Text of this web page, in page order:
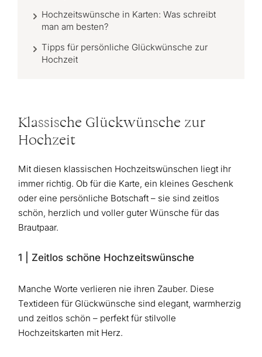
Hochzeitswünsche in Karten: Was schreibt
man am besten?
Tipps für persönliche Glückwünsche zur
Hochzeit
Klassische Glückwünsche zur
Hochzeit
Mit diesen klassischen Hochzeitswünschen liegt ihr
immer richtig. Ob für die Karte, ein kleines Geschenk
oder eine persönliche Botschaft – sie sind zeitlos
schön, herzlich und voller guter Wünsche für das
Brautpaar.
1 | Zeitlos schöne Hochzeitswünsche
Manche Worte verlieren nie ihren Zauber. Diese
Textideen für Glückwünsche sind elegant, warmherzig
und zeitlos schön – perfekt für stilvolle
Hochzeitskarten mit Herz.